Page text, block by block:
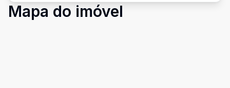
Mapa do imóvel